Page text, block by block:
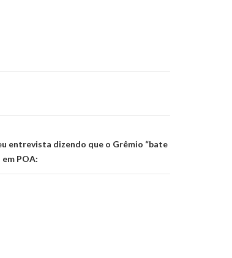
entrevista dizendo que o Grêmio “bate
POA: